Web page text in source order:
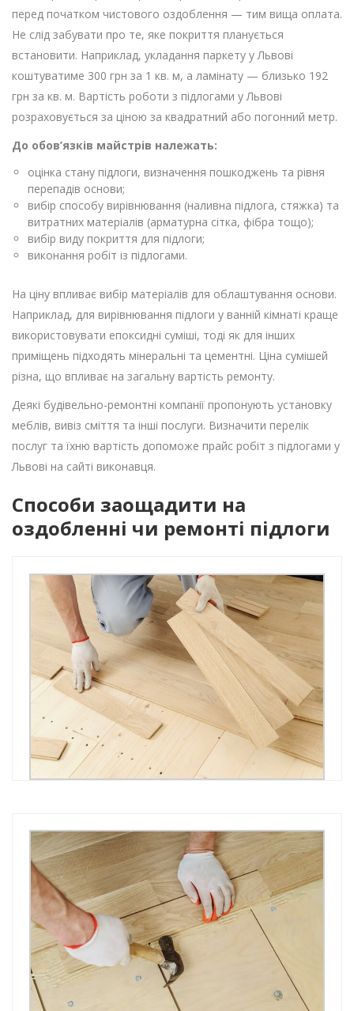
перед початком чистового оздоблення — тим вища оплата.
Не слід забувати про те, яке покриття планується
встановити. Наприклад, укладання паркету у Львові
коштуватиме 300 грн за 1 кв. м, а ламінату — близько 192
грн за кв. м. Вартість роботи з підлогами у Львові
розраховується за ціною за квадратний або погонний метр.
До обов’язків майстрів належать:
оцінка стану підлоги, визначення пошкоджень та рівня
перепадів основи;
вибір способу вирівнювання (наливна підлога, стяжка) та
витратних матеріалів (арматурна сітка, фібра тощо);
вибір виду покриття для підлоги;
виконання робіт із підлогами.
На ціну впливає вибір матеріалів для облаштування основи.
Наприклад, для вирівнювання підлоги у ванній кімнаті краще
використовувати епоксидні суміші, тоді як для інших
приміщень підходять мінеральні та цементні. Ціна сумішей
різна, що впливає на загальну вартість ремонту.
Деякі будівельно-ремонтні компанії пропонують установку
меблів, вивіз сміття та інші послуги. Визначити перелік
послуг та їхню вартість допоможе прайс робіт з підлогами у
Львові на сайті виконавця.
Способи заощадити на
оздобленні чи ремонті підлоги